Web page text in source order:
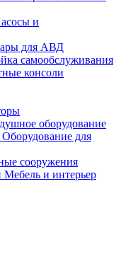
и
для АВД
самообслуживания
консоли
оборудование
Оборудование для
сооружения
Мебель и интерьер